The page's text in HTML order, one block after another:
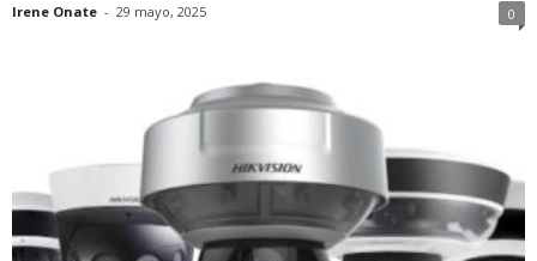
Irene Onate - 29 mayo, 2025 0